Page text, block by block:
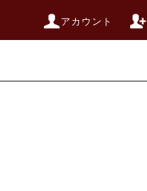
アカウント